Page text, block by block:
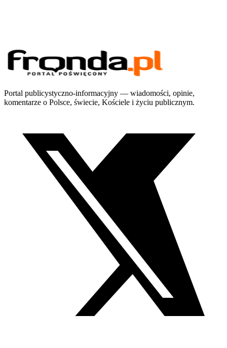
Portal publicystyczno-informacyjny — wiadomości, opinie,
komentarze o Polsce, świecie, Kościele i życiu publicznym.